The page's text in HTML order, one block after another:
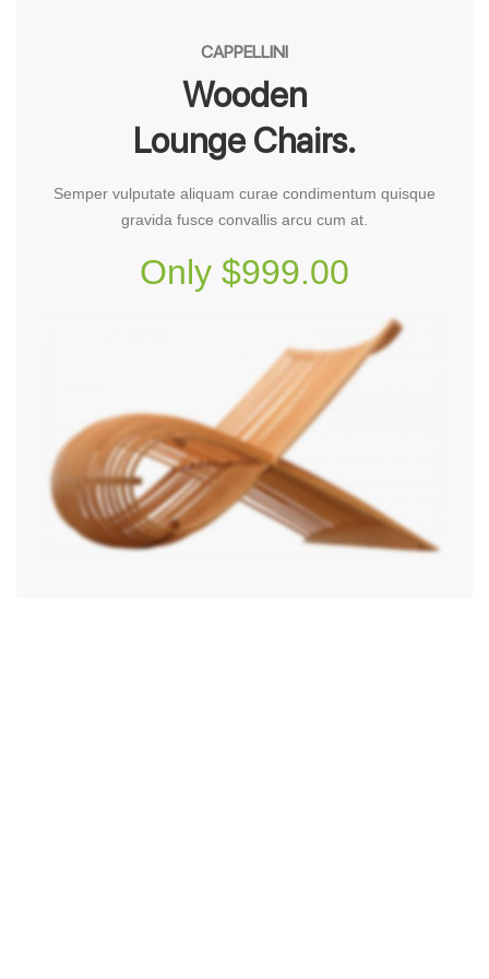
CAPPELLINI
Wooden
Lounge Chairs.
Semper vulputate aliquam curae condimentum quisque
gravida fusce convallis arcu cum at.
Only $999.00